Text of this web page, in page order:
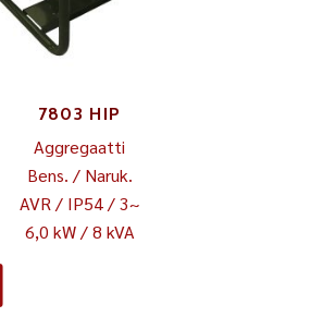
7803 HIP
Aggregaatti
Bens. / Naruk.
AVR / IP54 / 3~
6,0 kW / 8 kVA